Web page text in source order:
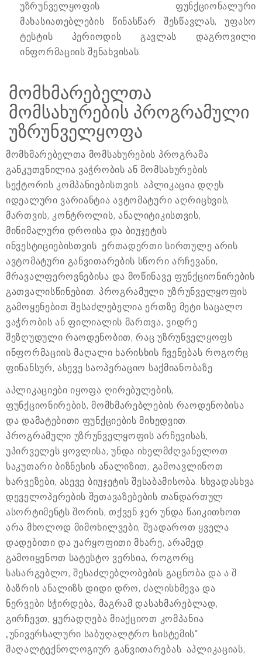
უზრუნველყოფის ფუნქციონალური
მახასიათებლების წინასწარ შესწავლას, უფასო
ტესტის პერიოდის გავლას დაგროვილი
ინფორმაციის შენახვისას.
მომხმარებელთა
მომსახურების პროგრამული
უზრუნველყოფა
მომხმარებელთა მომსახურების პროგრამა
განკუთვნილია ვაჭრობის ან მომსახურების
სექტორის კომპანიებისთვის. აპლიკაცია დღეს
იდეალური ვარიანტია ავტომატური აღრიცხვის,
მართვის, კონტროლის, ანალიტიკისთვის,
მინიმალური დროისა და ბიუჯეტის
ინვესტიციებისთვის. ერთადერთი სირთულე არის
ავტომატური განვითარების სწორი არჩევანი,
მრავალფეროვნებისა და მოწინავე ფუნქციონირების
გათვალისწინებით. პროგრამული უზრუნველყოფის
გამოყენებით შესაძლებელია ერთზე მეტი საცალო
ვაჭრობის ან ფილიალის მართვა, ვიდრე
შეზღუდული რაოდენობით, რაც უზრუნველყოფს
ინფორმაციის მაღალი ხარისხის ჩვენებას როგორც
ფინანსურ, ასევე საოპერაციო საქმიანობაზე.
აპლიკაციები იყოფა ღირებულების,
ფუნქციონირების, მომხმარებლების რაოდენობისა
და დამატებითი ფუნქციების მიხედვით.
პროგრამული უზრუნველყოფის არჩევისას,
უპირველეს ყოვლისა, უნდა იხელმძღვანელოთ
საკუთარი ბიზნესის ანალიზით, გამოავლინოთ
ხარვეზები, ასევე ბიუჯეტის შესაბამისობა. სხვადასხვა
დეველოპერების შეთავაზებების თანდართულ
ასორტიმენტს შორის, თქვენ ჯერ უნდა წაიკითხოთ
არა მხოლოდ მიმოხილვები, შეადაროთ ყველა
დადებითი და უარყოფითი მხარე, არამედ
გამოიყენოთ სატესტო ვერსია, როგორც
სასარგებლო, შესაძლებლობების გაცნობა და ა.შ.
ბაზრის ანალიზს დიდი დრო, ძალისხმევა და
ნერვები სჭირდება, მაგრამ დასახმარებლად,
გირჩევთ, ყურადღება მიაქციოთ კომპანია
„უნივერსალური საბუღალტრო სისტემის“
მაღალტექნოლოგიურ განვითარებას. აპლიკაციას,